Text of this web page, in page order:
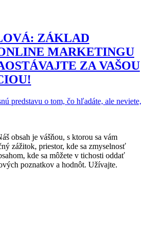
ZÁKLAD
MARKETINGU
ZA VAŠOU
predstavu o tom, čo hľadáte, ale neviete,
obsah je vášňou, s ktorou sa vám
zážitok, priestor, kde sa zmyselnosť
kde sa môžete v tichosti oddať
poznatkov a hodnôt. Užívajte.